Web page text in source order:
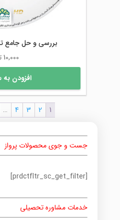
بررسی و حل جامع
10,000
افزودن
1
2
3
4
…
جست و جوی محصولات پرواز
[prdctfltr_sc_get_filter]
خدمات مشاوره تحصیلی